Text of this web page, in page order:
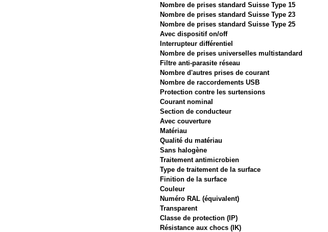
Nombre de prises standard Suisse Type 15
Nombre de prises standard Suisse Type 23
Nombre de prises standard Suisse Type 25
Avec dispositif on/off
Interrupteur différentiel
Nombre de prises universelles multistandard
Filtre anti-parasite réseau
Nombre d'autres prises de courant
Nombre de raccordements USB
Protection contre les surtensions
Courant nominal
Section de conducteur
Avec couverture
Matériau
Qualité du matériau
Sans halogène
Traitement antimicrobien
Type de traitement de la surface
Finition de la surface
Couleur
Numéro RAL (équivalent)
Transparent
Classe de protection (IP)
Résistance aux chocs (IK)